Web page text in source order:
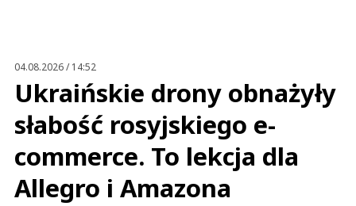
04.08.2026 / 14:52
Ukraińskie drony obnażyły
słabość rosyjskiego e-
commerce. To lekcja dla
Allegro i Amazona